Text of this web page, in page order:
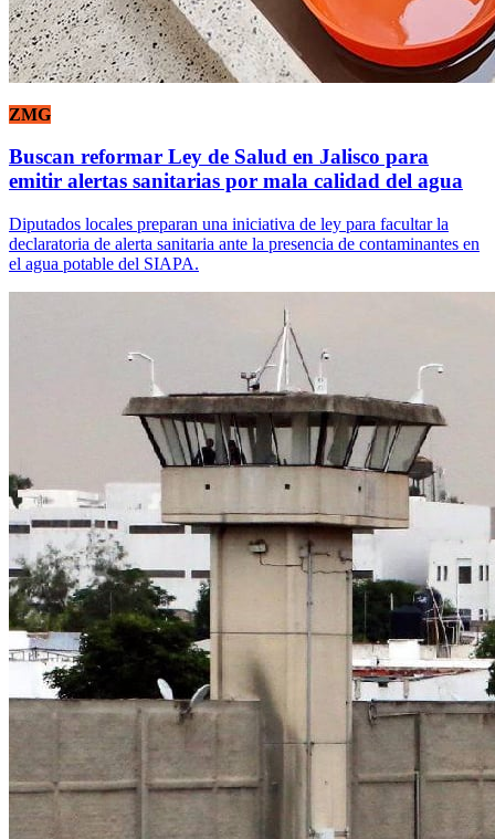
ZMG
Buscan reformar Ley de Salud en Jalisco para
emitir alertas sanitarias por mala calidad del agua
Diputados locales preparan una iniciativa de ley para facultar la
declaratoria de alerta sanitaria ante la presencia de contaminantes en
el agua potable del SIAPA.